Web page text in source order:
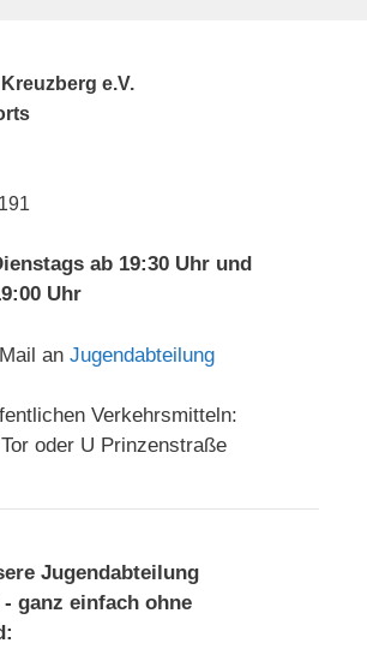
e.V.
ab 19:30 Uhr und
Uhr
an Jugendabteilung
Verkehrsmitteln:
oder U Prinzenstraße
Jugendabteilung
ganz einfach ohne